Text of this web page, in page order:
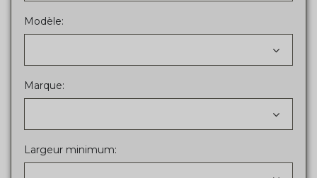
Modèle:
Marque:
Largeur minimum: